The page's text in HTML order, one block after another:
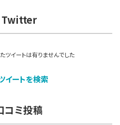
Twitter
ツイートは有りませんでした
イートを検索
コミ投稿